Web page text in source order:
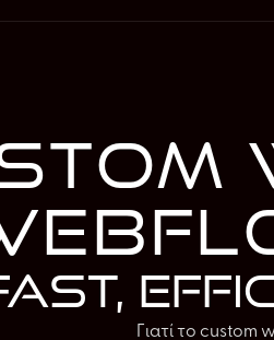
Γιατί το custom